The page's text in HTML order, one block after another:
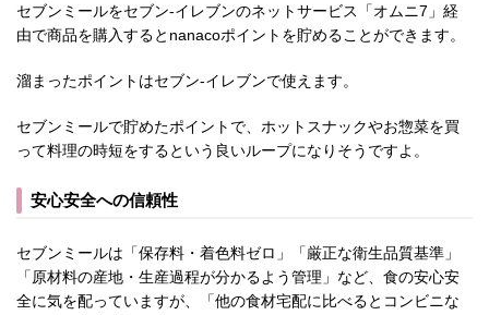
セブンミールをセブン-イレブンのネットサービス「オムニ7」経
由で商品を購入するとnanacoポイントを貯めることができます。
溜まったポイントはセブン-イレブンで使えます。
セブンミールで貯めたポイントで、ホットスナックやお惣菜を買
って料理の時短をするという良いループになりそうですよ。
安心安全への信頼性
セブンミールは「保存料・着色料ゼロ」「厳正な衛生品質基準」
「原材料の産地・生産過程が分かるよう管理」など、食の安心安
全に気を配っていますが、「他の食材宅配に比べるとコンビニな